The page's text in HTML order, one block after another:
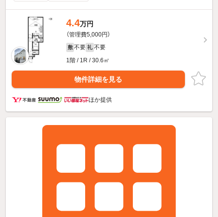
4.4万円
（管理費5,000円）
敷 不要 礼 不要
1階 / 1R / 30.6㎡
物件詳細を見る
ほか提供